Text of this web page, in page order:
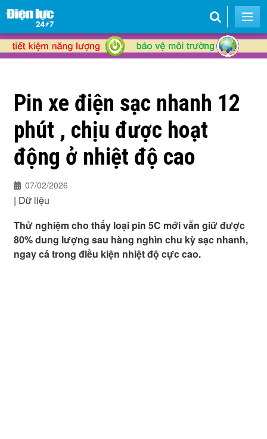
Pin xe điện sạc nhanh 12
phút , chịu được hoạt
động ở nhiệt độ cao
07/02/2026
| Dữ liệu
Thử nghiệm cho thấy loại pin 5C mới vẫn giữ được
80% dung lượng sau hàng nghìn chu kỳ sạc nhanh,
ngay cả trong điều kiện nhiệt độ cực cao.